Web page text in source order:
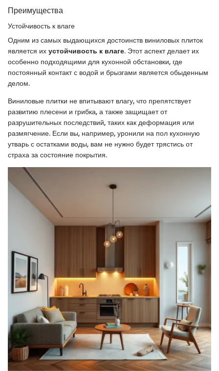
Преимущества
Устойчивость к влаге
Одним из самых выдающихся достоинств виниловых плиток
является их устойчивость к влаге. Этот аспект делает их
особенно подходящими для кухонной обстановки, где
постоянный контакт с водой и брызгами является обыденным
делом.
Виниловые плитки не впитывают влагу, что препятствует
развитию плесени и грибка, а также защищает от
разрушительных последствий, таких как деформация или
размягчение. Если вы, например, уронили на пол кухонную
утварь с остатками воды, вам не нужно будет трястись от
страха за состояние покрытия.